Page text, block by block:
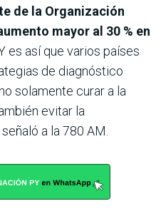
de la Organización
mayor al 30 % en
es así que varios países
de diagnóstico
solamente curar a la
evitar la
a la 780 AM.